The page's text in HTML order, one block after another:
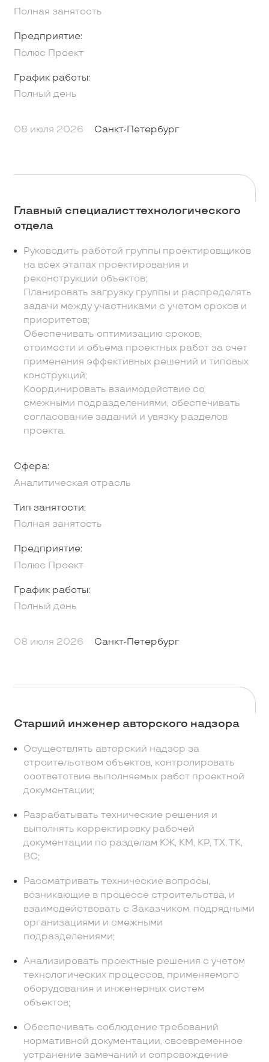
Полная занятость
Предприятие:
Полюс Проект
График работы:
Полный день
08 июля 2026 Санкт-Петербург
Главный специалист технологического
отдела
Руководить работой группы проектировщиков
на всех этапах проектирования и
реконструкции объектов;
Планировать загрузку группы и распределять
задачи между участниками с учетом сроков и
приоритетов;
Обеспечивать оптимизацию сроков,
стоимости и объема проектных работ за счет
применения эффективных решений и типовых
конструкций;
Координировать взаимодействие со
смежными подразделениями, обеспечивать
согласование заданий и увязку разделов
проекта.
Сфера:
Аналитическая отрасль
Тип занятости:
Полная занятость
Предприятие:
Полюс Проект
График работы:
Полный день
08 июля 2026 Санкт-Петербург
Старший инженер авторского надзора
Осуществлять авторский надзор за
строительством объектов, контролировать
соответствие выполняемых работ проектной
документации;
Разрабатывать технические решения и
выполнять корректировку рабочей
документации по разделам КЖ, КМ, КР, ТХ, ТК,
ВС;
Рассматривать технические вопросы,
возникающие в процессе строительства, и
взаимодействовать с Заказчиком, подрядными
организациями и смежными
подразделениями;
Анализировать проектные решения с учетом
технологических процессов, применяемого
оборудования и инженерных систем
объектов;
Обеспечивать соблюдение требований
нормативной документации, своевременное
устранение замечаний и сопровождение